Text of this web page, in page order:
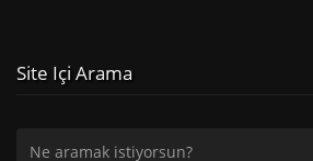
Site Içi Arama